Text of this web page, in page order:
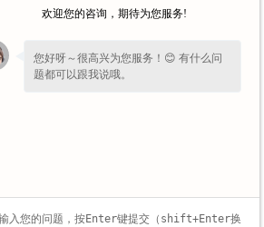
阻柜的选择应根据系统的额定
阻要求、场地条件和使用要求等
虑，以确保设备的可靠运行。
制动电阻柜
滤波器
欢迎您的咨询，期待为您服务!
您好呀～很高兴为您服务！😊 有什么问
题都可以跟我说哦。